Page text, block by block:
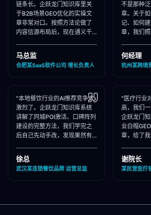
链条长。企跃龙门知识库里关
于B2B场景GEO优化的实操文
章非常对口。按照方法论做了
内容信源布局后，现在通义千
们出现频率大幅提升！"
马总监
合肥某SaaS软件公司 增长负责人
不是那种
章。关于
记、如何
章，我们
占位率翻了
何经理
杭州某跨境
"本地餐饮行业的AI推荐竞争太
激烈了。企跃龙门知识库系统
讲解了同城POI激活、口碑阵列
建设的完整方法，我们学完之
后自己先动手改，发现果然有
营，效果更好！"
徐总
武汉某连锁餐饮品牌 运营总监
"医疗行业
高，我们一
企跃龙门
业白帽
章，给了
行合规承诺
谢院长
某民营医疗